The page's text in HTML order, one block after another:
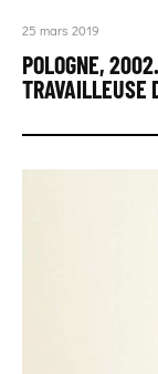
25 mars 2019
POLOGNE,
TRAVAILLEUSE